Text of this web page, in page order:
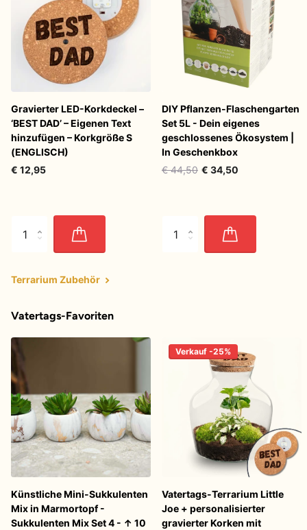
Gravierter LED-Korkdeckel –
‘BEST DAD’ – Eigenen Text
hinzufügen – Korkgröße S
(ENGLISCH)
€ 12,95
DIY Pflanzen-Flaschengarten
Set 5L - Dein eigenes
geschlossenes Ökosystem |
In Geschenkbox
€ 44,50 € 34,50
Terrarium Zubehör
Vatertags-Favoriten
Künstliche Mini-Sukkulenten
Mix in Marmortopf -
Sukkulenten Mix Set 4 - ↑ 10
Verkauf -25%
Vatertags-Terrarium Little
Joe + personalisierter
gravierter Korken mit